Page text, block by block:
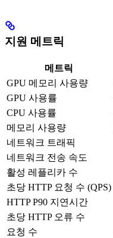
지원 메트릭
메트릭
GPU 메모리 사용량
GPU 사용률
CPU 사용률
메모리 사용량
네트워크 트래픽
네트워크 전송 속도
활성 레플리카 수
초당 HTTP 요청 수 (QPS)
HTTP P90 지연시간
초당 HTTP 오류 수
요청 수